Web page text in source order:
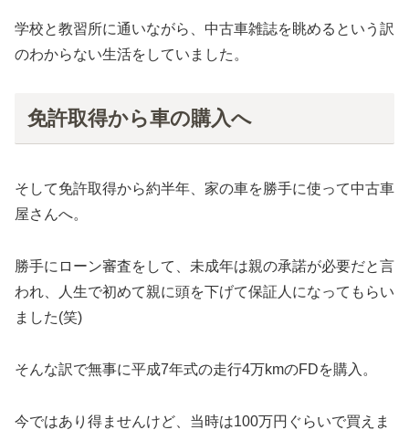
学校と教習所に通いながら、中古車雑誌を眺めるという訳
のわからない生活をしていました。
免許取得から車の購入へ
そして免許取得から約半年、家の車を勝手に使って中古車
屋さんへ。
勝手にローン審査をして、未成年は親の承諾が必要だと言
われ、人生で初めて親に頭を下げて保証人になってもらい
ました(笑)
そんな訳で無事に平成7年式の走行4万kmのFDを購入。
今ではあり得ませんけど、当時は100万円ぐらいで買えま